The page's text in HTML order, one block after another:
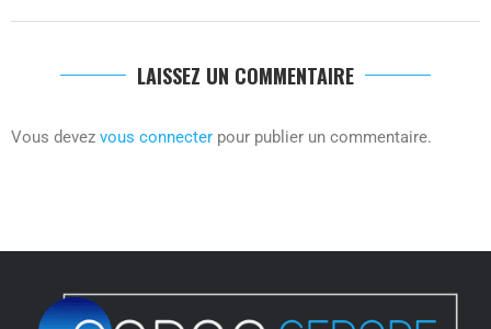
LAISSEZ UN COMMENTAIRE
Vous devez vous connecter pour publier un commentaire.